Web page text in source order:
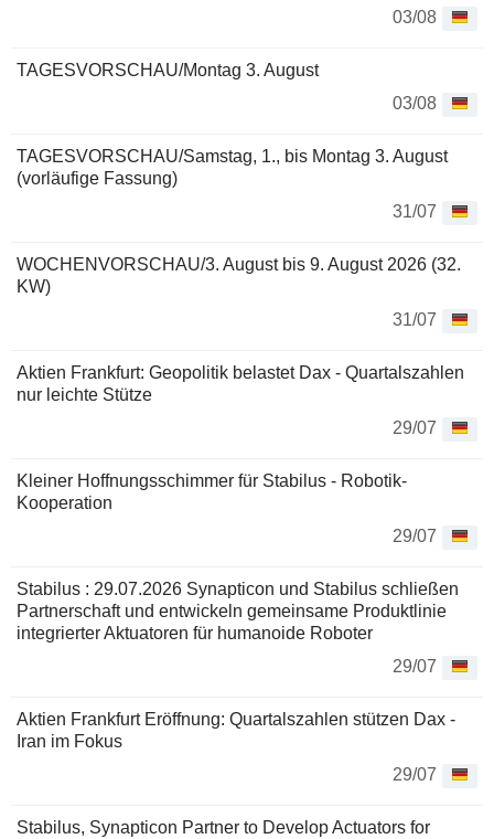
03/08
TAGESVORSCHAU/Montag 3. August
03/08
TAGESVORSCHAU/Samstag, 1., bis Montag 3. August
(vorläufige Fassung)
31/07
WOCHENVORSCHAU/3. August bis 9. August 2026 (32.
KW)
31/07
Aktien Frankfurt: Geopolitik belastet Dax - Quartalszahlen
nur leichte Stütze
29/07
Kleiner Hoffnungsschimmer für Stabilus - Robotik-
Kooperation
29/07
Stabilus : 29.07.2026 Synapticon und Stabilus schließen
Partnerschaft und entwickeln gemeinsame Produktlinie
integrierter Aktuatoren für humanoide Roboter
29/07
Aktien Frankfurt Eröffnung: Quartalszahlen stützen Dax -
Iran im Fokus
29/07
Stabilus, Synapticon Partner to Develop Actuators for